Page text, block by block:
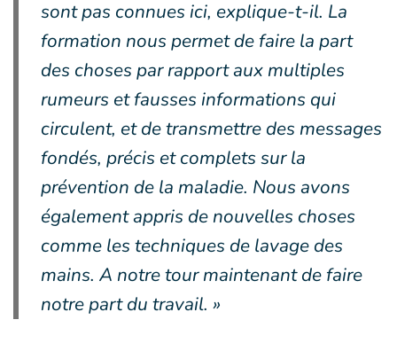
sont pas connues ici, explique-t-il. La
formation nous permet de faire la part
des choses par rapport aux multiples
rumeurs et fausses informations qui
circulent, et de transmettre des messages
fondés, précis et complets sur la
prévention de la maladie. Nous avons
également appris de nouvelles choses
comme les techniques de lavage des
mains. A notre tour maintenant de faire
notre part du travail. »